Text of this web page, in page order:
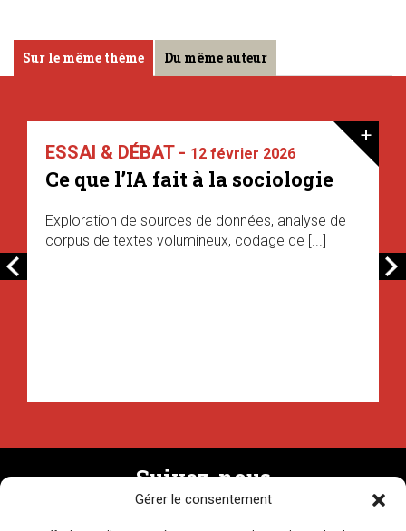
Gérer le consentement
Sur le même thème Du même auteur
ESSAI & DÉBAT - 12 février 2026
Ce que l’IA fait à la sociologie
Exploration de sources de données, analyse de
corpus de textes volumineux, codage de [...]
+
Suivez-nous